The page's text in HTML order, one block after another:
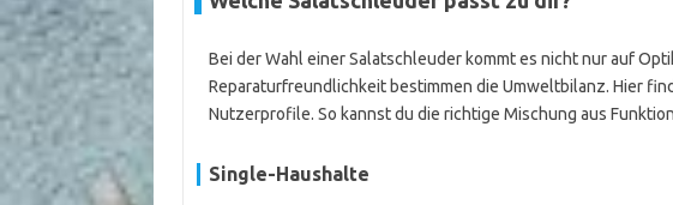
Bei der Wahl einer Salatschleuder kommt es nicht nur auf
Reparaturfreundlichkeit bestimmen die Umweltbilanz. Hier
Nutzerprofile. So kannst du die richtige Mischung aus
Single-Haushalte